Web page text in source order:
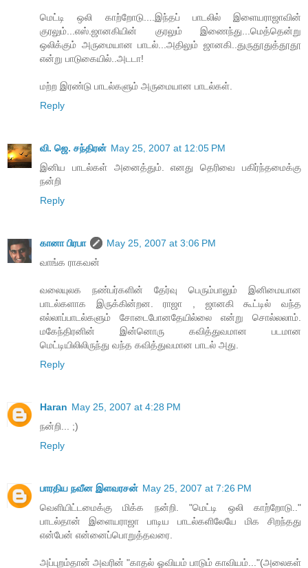
மெட்டி ஒலி காற்றோடு....இந்தப் பாடலில் இளையராஜாவின்
குரலும்...எஸ்.ஜானகியின் குரலும் இணைந்து...மெத்தென்று
ஒலிக்கும் அருமையான பாடல்...அதிலும் ஜானகி..துருதூதுத்தூதூ
என்று பாடுகையில்..அடடா!
மற்ற இரண்டு பாடல்களும் அருமையான பாடல்கள்.
Reply
வி. ஜெ. சந்திரன் May 25, 2007 at 12:05 PM
இனிய பாடல்கள் அனைத்தும். எனது தெரிவை பகிர்ந்தமைக்கு
நன்றி
Reply
கானா பிரபா
May 25, 2007 at 3:06 PM
வாங்க ராகவன்
வலையுலக நண்பர்களின் தேர்வு பெரும்பாலும் இனிமையான
பாடல்களாக இருக்கின்றன. ராஜா , ஜானகி கூட்டில் வந்த
எல்லாப்பாடல்களும் சோடைபோனதேயில்லை என்று சொல்லலாம்.
மகேந்திரனின் இன்னொரு கவித்துவமான படமான
மெட்டியிலிலிருந்து வந்த கவித்துவமான பாடல் அது.
Reply
Haran May 25, 2007 at 4:28 PM
நன்றி... ;)
Reply
பாரதிய நவீன இளவரசன் May 25, 2007 at 7:26 PM
வெளியிட்டமைக்கு மிக்க நன்றி. "மெட்டி ஒலி காற்றோடு.."
பாடல்தான் இளையராஜா பாடிய பாடல்களிலேயே மிக சிறந்தது
என்பேன் என்னைப்பொறுத்தவரை.
அப்புறம்தான் அவரின் "காதல் ஓவியம் பாடும் காவியம்..."(அலைகள்